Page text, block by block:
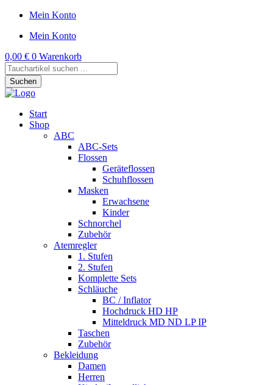
Mein Konto
Mein Konto
0,00 € 0 Warenkorb
Products
search
Suchen
Start
Shop
ABC
ABC-Sets
Flossen
Geräteflossen
Schuhflossen
Masken
Erwachsene
Kinder
Schnorchel
Zubehör
Atemregler
1. Stufen
2. Stufen
Komplette Sets
Schläuche
BC / Inflator
Hochdruck HD HP
Mitteldruck MD ND LP IP
Taschen
Zubehör
Bekleidung
Damen
Herren